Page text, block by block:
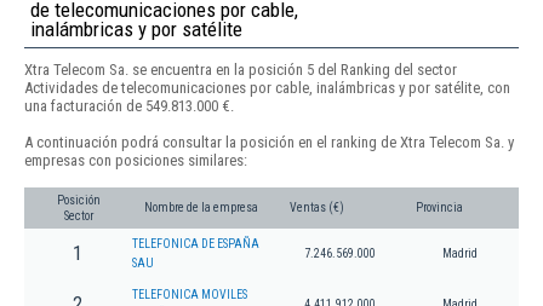
de telecomunicaciones por cable,
inalámbricas y por satélite
Xtra Telecom Sa. se encuentra en la posición 5 del Ranking del sector
Actividades de telecomunicaciones por cable, inalámbricas y por satélite, con
una facturación de 549.813.000 €.
A continuación podrá consultar la posición en el ranking de Xtra Telecom Sa. y
empresas con posiciones similares:
Posición
Sector
Nombre de la empresa Ventas (€) Provincia
1
TELEFONICA DE ESPAÑA
SAU
7.246.569.000 Madrid
TELEFONICA MOVILES